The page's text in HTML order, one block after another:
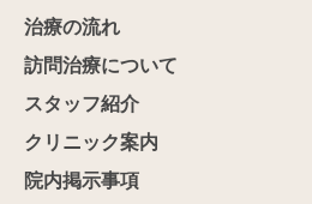
治療の流れ
訪問治療について
スタッフ紹介
クリニック案内
院内掲示事項